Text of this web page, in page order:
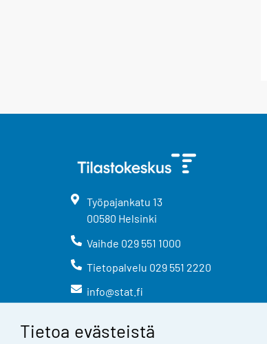
Tietoa evästeistä
Työpajankatu 13
00580 Helsinki
Vaihde 029 551 1000
Tietopalvelu 029 551 2220
info@stat.fi